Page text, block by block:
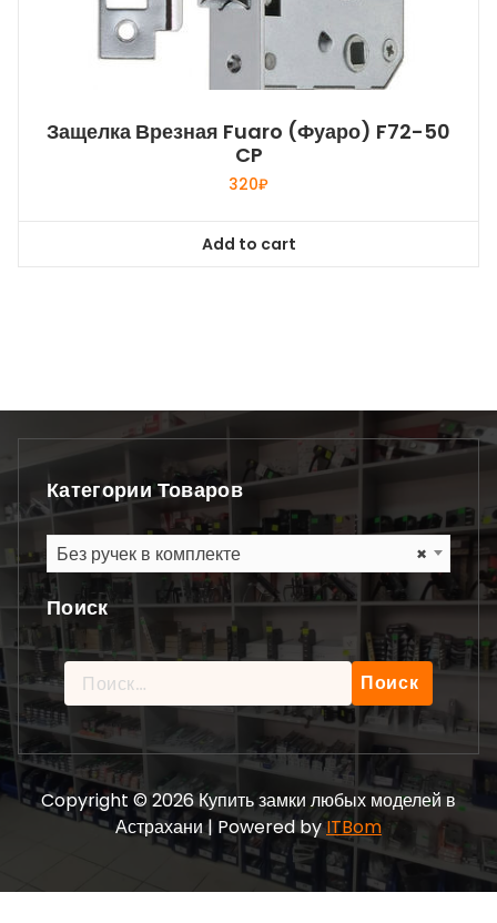
Защелка Врезная Fuaro (Фуаро) F72-50
CP
320₽
Add to cart
Категории Товаров
×
Без ручек в комплекте
Поиск
Найти:
Copyright © 2026 Купить замки любых моделей в
Астрахани | Powered byITBom